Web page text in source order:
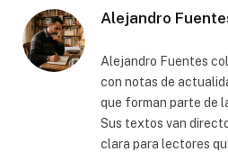
Alejandro
Alejandro Fuentes
con notas de
que forman parte de
Sus textos van
clara para lectores